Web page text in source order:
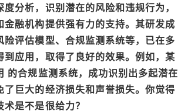
分析，识别潜在的风险和违规行为，
金融机构提供强有力的支持。其研发成
险评估模型、合规监测系统等，已在多
到应用，取得了良好的效果。例如，某
的合规监测系统，成功识别出多起潜在
了巨大的经济损失和声誉损失。你觉得
是不是很给力？